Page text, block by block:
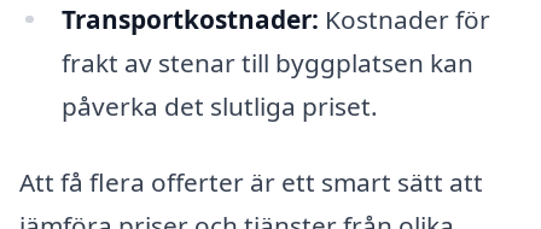
Transportkostnader: Kostnader för
frakt av stenar till byggplatsen kan
påverka det slutliga priset.
Att få flera offerter är ett smart sätt att